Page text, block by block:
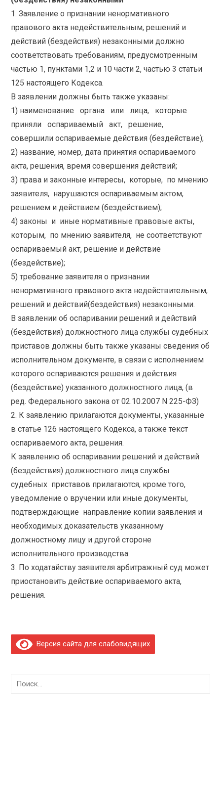
1. Заявление о признании ненормативного
правового акта недействительным, решений и
действий (бездействия) незаконными должно
соответствовать требованиям, предусмотренным
частью 1, пунктами 1,2 и 10 части 2, частью 3 статьи
125 настоящего Кодекса.
В заявлении должны быть также указаны:
1) наименование органа или лица, которые
приняли оспариваемый акт, решение,
совершили оспариваемые действия (бездействие);
2) название, номер, дата принятия оспариваемого
акта, решения, время совершения действий;
3) права и законные интересы, которые, по мнению
заявителя, нарушаются оспариваемым актом,
решением и действием (бездействием);
4) законы и иные нормативные правовые акты,
которым, по мнению заявителя, не соответствуют
оспариваемый акт, решение и действие
(бездействие);
5) требование заявителя о признании
ненормативного правового акта недействительным,
решений и действий(бездействия) незаконными.
В заявлении об оспаривании решений и действий
(бездействия) должностного лица службы судебных
приставов должны быть также указаны сведения об
исполнительном документе, в связи с исполнением
которого оспариваются решения и действия
(бездействие) указанного должностного лица, (в
ред. Федерального закона от 02.10.2007 N 225-ФЗ)
2. К заявлению прилагаются документы, указанные
в статье 126 настоящего Кодекса, а также текст
оспариваемого акта, решения.
К заявлению об оспаривании решений и действий
(бездействия) должностного лица службы
судебных приставов прилагаются, кроме того,
уведомление о вручении или иные документы,
подтверждающие направление копии заявления и
необходимых доказательств указанному
должностному лицу и другой стороне
исполнительного производства.
3. По ходатайству заявителя арбитражный суд может
приостановить действие оспариваемого акта,
решения.
Версия сайта для слабовидящих
Найти: